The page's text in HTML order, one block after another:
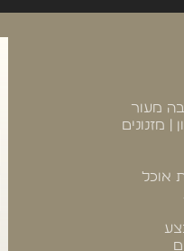
מעור
| מזנונים
אוכל